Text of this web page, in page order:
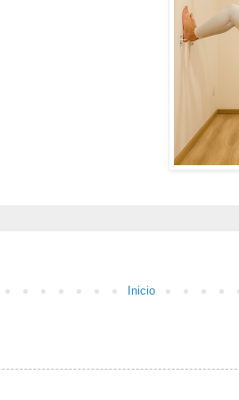
Inicio